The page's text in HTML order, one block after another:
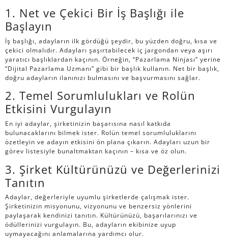
1. Net ve Çekici Bir İş Başlığı ile
Başlayın
İş başlığı, adayların ilk gördüğü şeydir, bu yüzden doğru, kısa ve
çekici olmalıdır. Adayları şaşırtabilecek iç jargondan veya aşırı
yaratıcı başlıklardan kaçının. Örneğin, “Pazarlama Ninjası” yerine
“Dijital Pazarlama Uzmanı” gibi bir başlık kullanın. Net bir başlık,
doğru adayların ilanınızı bulmasını ve başvurmasını sağlar.
2. Temel Sorumlulukları ve Rolün
Etkisini Vurgulayın
En iyi adaylar, şirketinizin başarısına nasıl katkıda
bulunacaklarını bilmek ister. Rolün temel sorumluluklarını
özetleyin ve adayın etkisini ön plana çıkarın. Adayları uzun bir
görev listesiyle bunaltmaktan kaçının – kısa ve öz olun.
3. Şirket Kültürünüzü ve Değerlerinizi
Tanıtın
Adaylar, değerleriyle uyumlu şirketlerde çalışmak ister.
Şirketinizin misyonunu, vizyonunu ve benzersiz yönlerini
paylaşarak kendinizi tanıtın. Kültürünüzü, başarılarınızı ve
ödüllerinizi vurgulayın. Bu, adayların ekibinize uyup
uymayacağını anlamalarına yardımcı olur.